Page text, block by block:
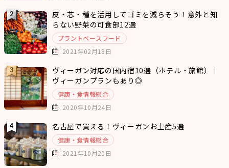
皮・芯・種を活用してゴミを減らそう！意外と知
らない野菜の可食部12選
プラントベースフード
2021年02月18日
ヴィーガン対応の国内宿10選（ホテル・旅館）｜
ヴィーガンプランもあり◎
健康・食情報総合
2020年10月24日
名古屋で買える！ヴィーガンお土産5選
健康・食情報総合
2021年10月20日